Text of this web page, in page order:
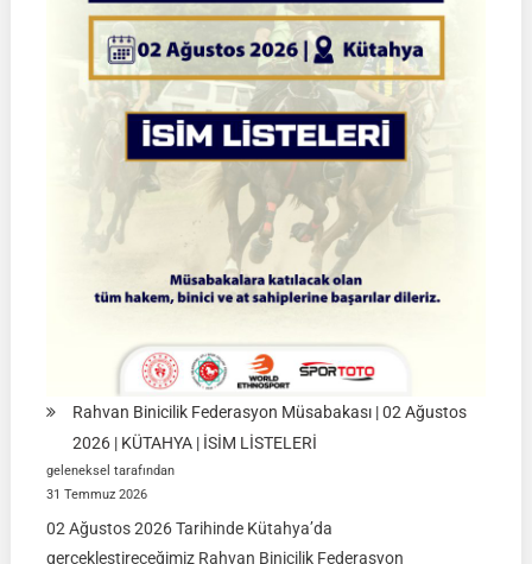
Yarı
Final
Müsabakaları
|
08-
09
2026
İSTANBUL
Rahvan Binicilik Federasyon Müsabakası | 02 Ağustos
2026 | KÜTAHYA | İSİM LİSTELERİ
geleneksel tarafından
31 Temmuz 2026
02 Ağustos 2026 Tarihinde Kütahya’da
gerçekleştireceğimiz Rahvan Binicilik Federasyon